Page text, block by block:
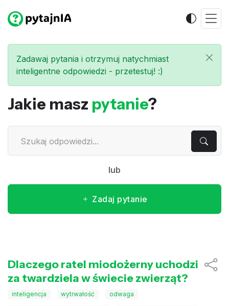
Zadawaj pytania i otrzymuj natychmiast
inteligentne odpowiedzi - przetestuj! :)
Jakie masz pytanie?
lub
Zadaj pytanie
Dlaczego ratel miodożerny uchodzi
za twardziela w świecie zwierząt?
inteligencja wytrwałość odwaga